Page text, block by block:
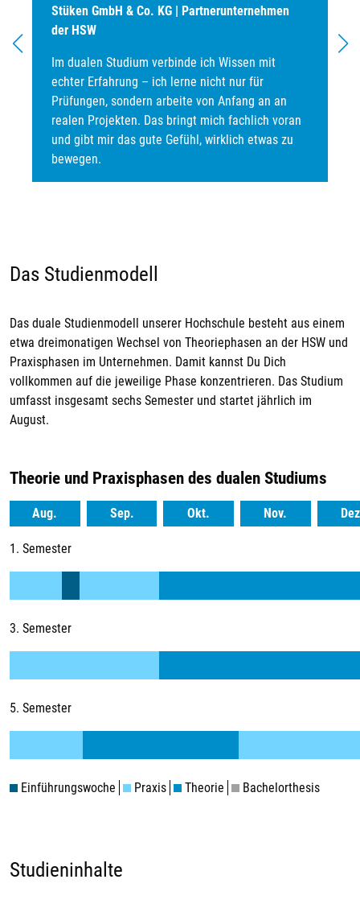
Stüken GmbH & Co. KG | Partnerunternehmen
der HSW
Im dualen Studium verbinde ich Wissen mit
echter Erfahrung – ich lerne nicht nur für
Prüfungen, sondern arbeite von Anfang an an
realen Projekten. Das bringt mich fachlich voran
und gibt mir das gute Gefühl, wirklich etwas zu
bewegen.
Das Studienmodell
Das duale Studienmodell unserer Hochschule besteht aus einem
etwa dreimonatigen Wechsel von Theoriephasen an der HSW und
Praxisphasen im Unternehmen. Damit kannst Du Dich
vollkommen auf die jeweilige Phase konzentrieren. Das Studium
umfasst insgesamt sechs Semester und startet jährlich im
August.
Theorie und Praxisphasen des dualen Studiums
Aug. Sep. Okt. Nov.
1. Semester
3. Semester
5. Semester
Einführungswoche Praxis Theorie Bachelorthesis
Studieninhalte